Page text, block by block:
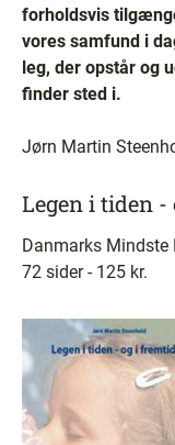
forholdsvis
vores samfund i
leg, der opstår og
finder sted i.
Jørn Martin
Legen i tiden
Danmarks Mindste
72 sider - 125 kr.